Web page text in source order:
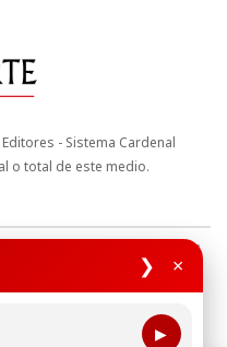
❯ ×
▶
- Sistema Cardenal
o total de este medio.
de Autor y Propiedad Intelectual
de Tratamiento de Datos